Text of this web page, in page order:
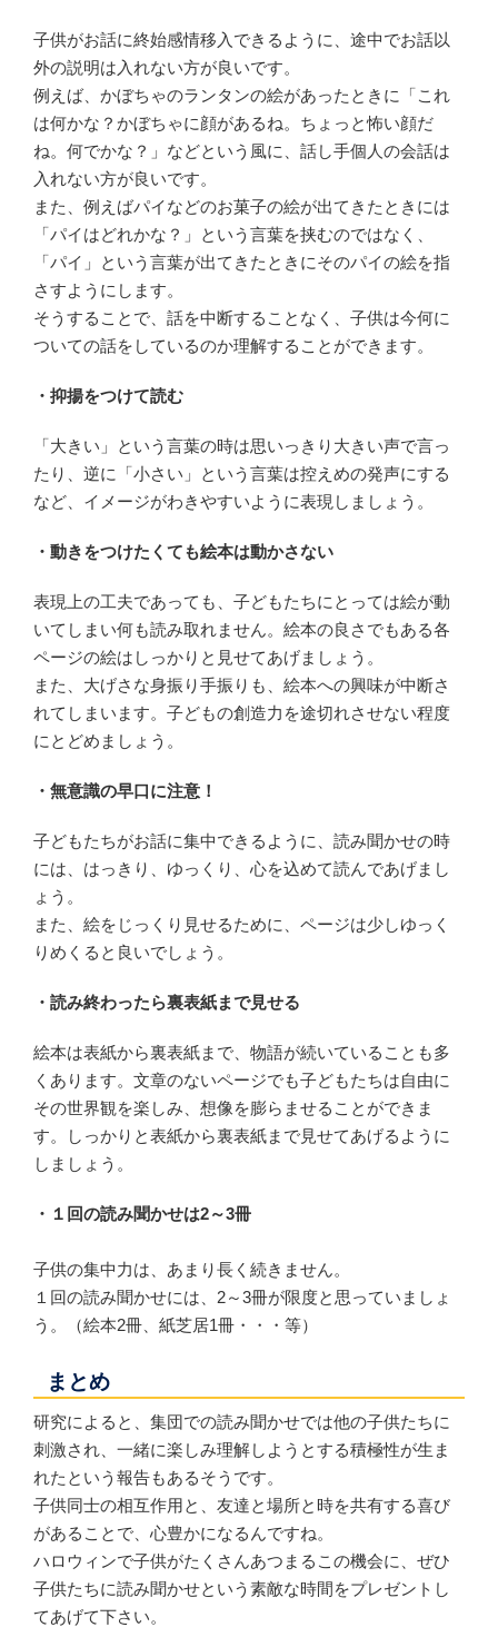
子供がお話に終始感情移入できるように、途中でお話以
外の説明は入れない方が良いです。
例えば、かぼちゃのランタンの絵があったときに「これ
は何かな？かぼちゃに顔があるね。ちょっと怖い顔だ
ね。何でかな？」などという風に、話し手個人の会話は
入れない方が良いです。
また、例えばパイなどのお菓子の絵が出てきたときには
「パイはどれかな？」という言葉を挟むのではなく、
「パイ」という言葉が出てきたときにそのパイの絵を指
さすようにします。
そうすることで、話を中断することなく、子供は今何に
ついての話をしているのか理解することができます。
・抑揚をつけて読む
「大きい」という言葉の時は思いっきり大きい声で言っ
たり、逆に「小さい」という言葉は控えめの発声にする
など、イメージがわきやすいように表現しましょう。
・動きをつけたくても絵本は動かさない
表現上の工夫であっても、子どもたちにとっては絵が動
いてしまい何も読み取れません。絵本の良さでもある各
ページの絵はしっかりと見せてあげましょう。
また、大げさな身振り手振りも、絵本への興味が中断さ
れてしまいます。子どもの創造力を途切れさせない程度
にとどめましょう。
・無意識の早口に注意！
子どもたちがお話に集中できるように、読み聞かせの時
には、はっきり、ゆっくり、心を込めて読んであげまし
ょう。
また、絵をじっくり見せるために、ページは少しゆっく
りめくると良いでしょう。
・読み終わったら裏表紙まで見せる
絵本は表紙から裏表紙まで、物語が続いていることも多
くあります。文章のないページでも子どもたちは自由に
その世界観を楽しみ、想像を膨らませることができま
す。しっかりと表紙から裏表紙まで見せてあげるように
しましょう。
・１回の読み聞かせは2～3冊
子供の集中力は、あまり長く続きません。
１回の読み聞かせには、2～3冊が限度と思っていましょ
う。（絵本2冊、紙芝居1冊・・・等）
まとめ
研究によると、集団での読み聞かせでは他の子供たちに
刺激され、一緒に楽しみ理解しようとする積極性が生ま
れたという報告もあるそうです。
子供同士の相互作用と、友達と場所と時を共有する喜び
があることで、心豊かになるんですね。
ハロウィンで子供がたくさんあつまるこの機会に、ぜひ
子供たちに読み聞かせという素敵な時間をプレゼントし
てあげて下さい。